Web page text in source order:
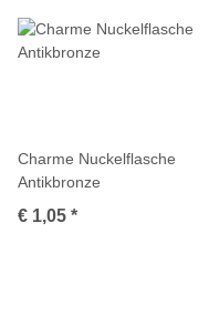
Charme Nuckelflasche
Antikbronze
€ 1,05 *